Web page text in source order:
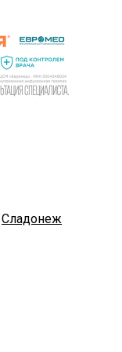
Сладонеж